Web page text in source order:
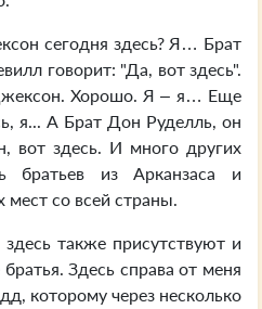
сегодня здесь? Я… Брат
говорит: "Да, вот здесь".
Хорошо. Я – я… Еще
я... А Брат Дон Руделль, он
вот здесь. И много других
братьев из Арканзаса и
мест со всей страны.
также присутствуют и
Здесь справа от меня
которому через несколько